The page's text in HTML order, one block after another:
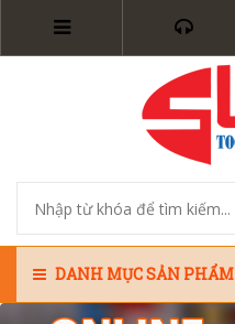
DANH MỤC SẢN PHẨM